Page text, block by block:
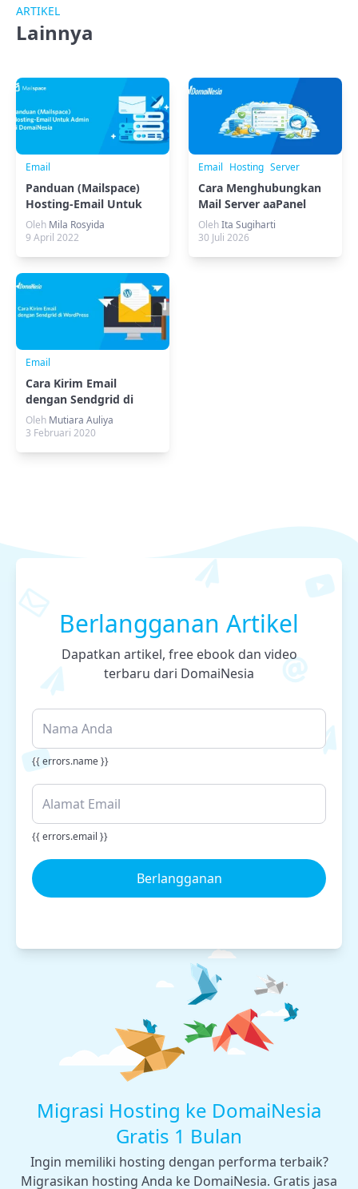
ARTIKEL
Lainnya
Email
Panduan (Mailspace)
Hosting-Email Untuk
Admin di DomaiNesia
Oleh Mila Rosyida
9 April 2022
Email Hosting Server
Cara Menghubungkan
Mail Server aaPanel
dengan Thunderbird
OlehIta Sugiharti
30 Juli 2026
Email
Cara Kirim Email
dengan Sendgrid di
WordPress
Oleh Mutiara Auliya
3 Februari 2020
Berlangganan Artikel
Dapatkan artikel, free ebook dan video
terbaru dari DomaiNesia
{{ errors.name }}
{{ errors.email }}
Berlangganan
Migrasi Hosting ke DomaiNesia
Gratis 1 Bulan
Ingin memiliki hosting dengan performa terbaik?
Migrasikan hosting Anda ke DomaiNesia. Gratis jasa